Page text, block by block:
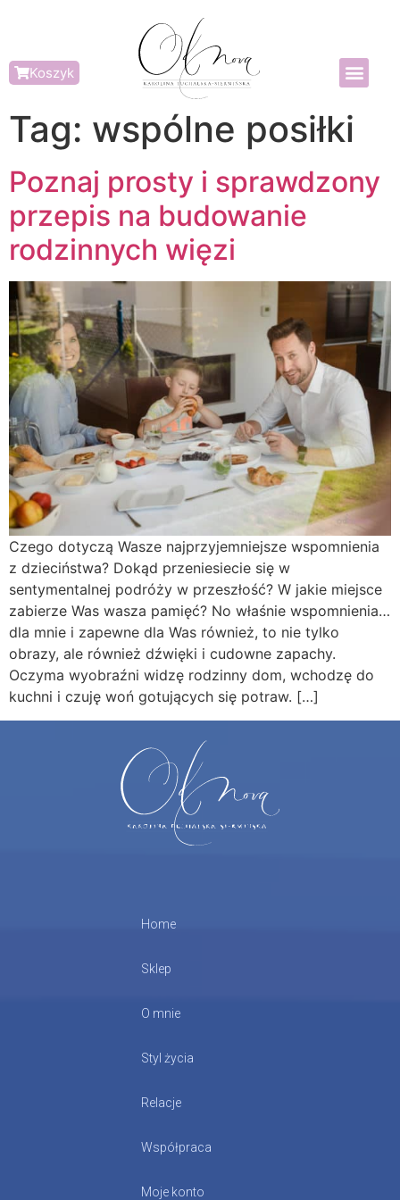
Koszyk
Tag: wspólne posiłki
Poznaj prosty i sprawdzony
przepis na budowanie
rodzinnych więzi
Czego dotyczą Wasze najprzyjemniejsze wspomnienia
z dzieciństwa? Dokąd przeniesiecie się w
sentymentalnej podróży w przeszłość? W jakie miejsce
zabierze Was wasza pamięć? No właśnie wspomnienia…
dla mnie i zapewne dla Was również, to nie tylko
obrazy, ale również dźwięki i cudowne zapachy.
Oczyma wyobraźni widzę rodzinny dom, wchodzę do
kuchni i czuję woń gotujących się potraw. […]
Home
Sklep
O mnie
Styl życia
Relacje
Współpraca
Moje konto